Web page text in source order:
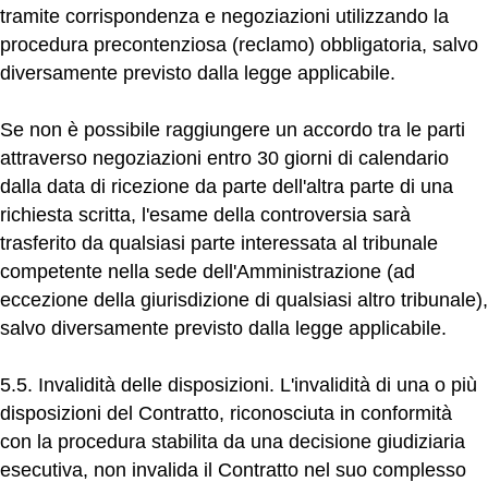
tramite corrispondenza e negoziazioni utilizzando la
procedura precontenziosa (reclamo) obbligatoria, salvo
diversamente previsto dalla legge applicabile.
Se non è possibile raggiungere un accordo tra le parti
attraverso negoziazioni entro 30 giorni di calendario
dalla data di ricezione da parte dell'altra parte di una
richiesta scritta, l'esame della controversia sarà
trasferito da qualsiasi parte interessata al tribunale
competente nella sede dell'Amministrazione (ad
eccezione della giurisdizione di qualsiasi altro tribunale),
salvo diversamente previsto dalla legge applicabile.
5.5. Invalidità delle disposizioni. L'invalidità di una o più
disposizioni del Contratto, riconosciuta in conformità
con la procedura stabilita da una decisione giudiziaria
esecutiva, non invalida il Contratto nel suo complesso